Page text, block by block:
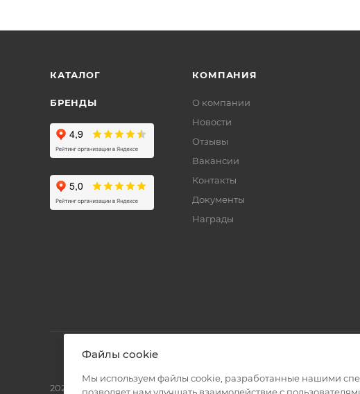
КАТАЛОГ
БРЕНДЫ
КОМПАНИЯ
О компании
Новости
Отзывы
Вакансии
Контакты
Документы
Награды
2026 © Полиграф кит - интернет-магазин
Файлы cookie
Мы используем файлы cookie, разработанные нашими